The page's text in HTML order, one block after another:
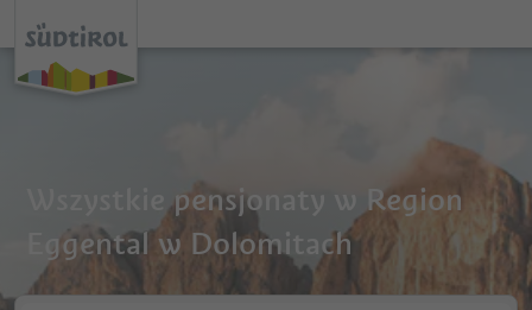
Wszystkie pensjonaty w Region
Eggental w Dolomitach